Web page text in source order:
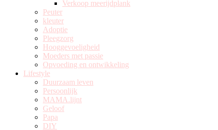
Verkoop meerijdplank
Peuter
kleuter
Adoptie
Pleegzorg
Hooggevoeligheid
Moeders met passie
Opvoeding en ontwikkeling
Lifestyle
Duurzaam leven
Persoonlijk
MAMA.lijnt
Geloof
Papa
DIY